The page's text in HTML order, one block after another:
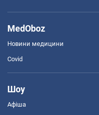
MedOboz
Новини медицини
Covid
Шоу
Афіша